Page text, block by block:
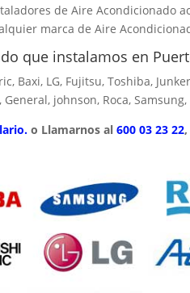
de Aire Acondicionado
marca de Aire
que instalamos en
Baxi, LG, Fujitsu, Toshiba,
johnson, Roca,
o Llamarnos al 600 03 23 22